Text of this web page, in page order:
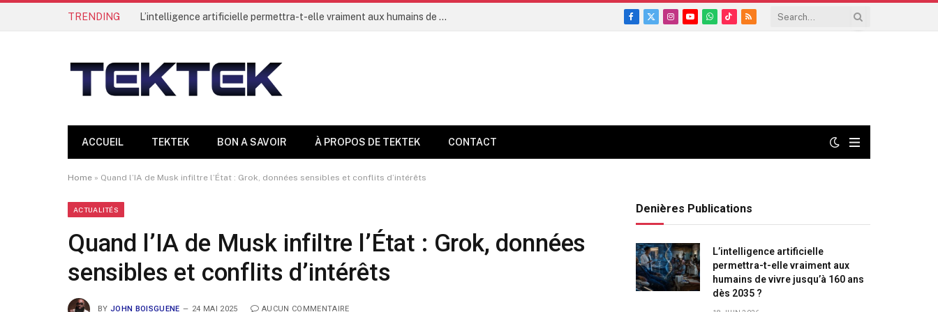
TRENDING L’intelligence artificielle permettra-t-elle vraiment aux humains de vivre jusqu’à 160 ans dès 2035 ?
Facebook
X
Instagram
YouTubeWhatsApp
TikTok
RSS
ACCUEIL TEKTEK BON A SAVOIR À PROPOS DE TEKTEK CONTACT
Home » Quand l’IA de Musk infiltre l’État : Grok, données sensibles et conflits d’intérêts
ACTUALITÉS
Quand l’IA de Musk infiltre l’État : Grok, données
sensibles et conflits d’intérêts
BY JOHN BOISGUENE 24 MAI 2025 AUCUN COMMENTAIRE
Denières Publications
L’intelligence artificielle
permettra-t-elle vraiment aux
humains de vivre jusqu’à 160 ans
dès 2035 ?